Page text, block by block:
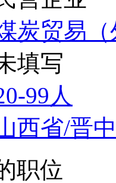
炭贸易
填写
99人
西省/晋
职位